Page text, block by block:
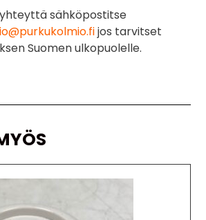
sähköpostitse
jos tarvitset
Suomen ulkopuolelle.